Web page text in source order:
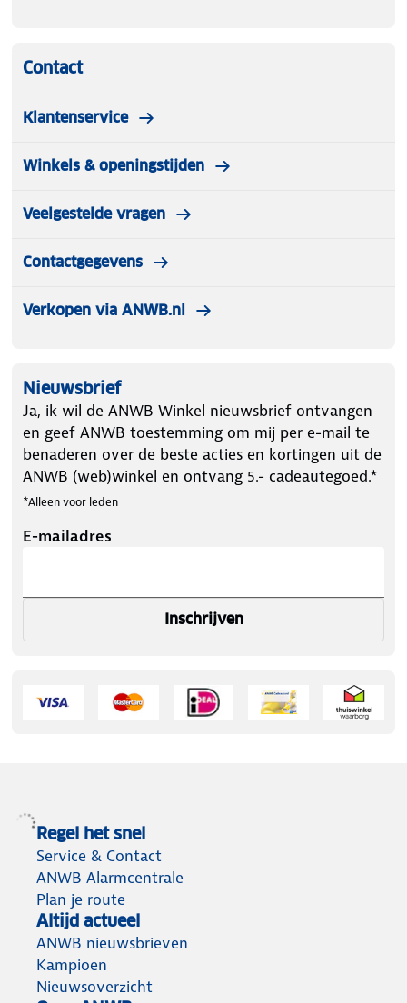
Contact
Klantenservice
Winkels & openingstijden
Veelgestelde vragen
Contactgegevens
Verkopen via ANWB.nl
Nieuwsbrief
Ja, ik wil de ANWB Winkel nieuwsbrief ontvangen
en geef ANWB toestemming om mij per e-mail te
benaderen over de beste acties en kortingen uit de
ANWB (web)winkel en ontvang 5.- cadeautegoed.*
*Alleen voor leden
E-mailadres
Inschrijven
Regel het snel
Service & Contact
ANWB Alarmcentrale
Plan je route
Altijd actueel
ANWB nieuwsbrieven
Kampioen
Nieuwsoverzicht